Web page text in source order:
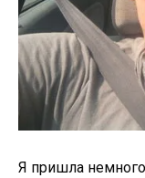
Я пришла